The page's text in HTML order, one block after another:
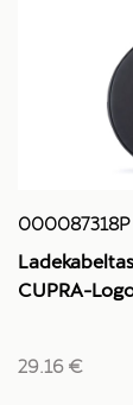
000087318P
CUPRA-
29.16 €